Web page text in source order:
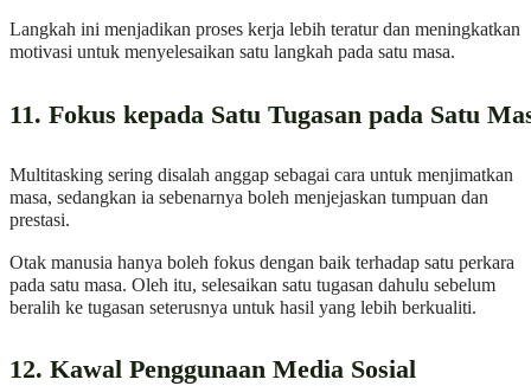
Langkah ini menjadikan proses kerja lebih teratur dan meningkatkan
motivasi untuk menyelesaikan satu langkah pada satu masa.
11. Fokus kepada Satu Tugasan pada Satu
Multitasking sering disalah anggap sebagai cara untuk menjimatkan
masa, sedangkan ia sebenarnya boleh menjejaskan tumpuan dan
prestasi.
Otak manusia hanya boleh fokus dengan baik terhadap satu perkara
pada satu masa. Oleh itu, selesaikan satu tugasan dahulu sebelum
beralih ke tugasan seterusnya untuk hasil yang lebih berkualiti.
12. Kawal Penggunaan Media Sosial